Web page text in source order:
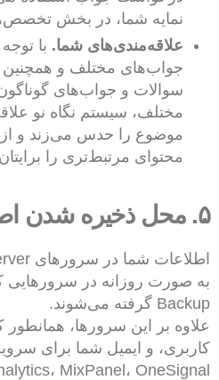
نمایه شما، در بخش
علاقه‌مندی‌های شما. با
جواب‌های مختلف و
سوالات و جواب‌های
مختلف، سیستم نگاه نو
موضوع را حدس می‌زند و
محتوای مرتبط‌تری را
۵. محل ذخیره شدن اطلاعات شما
به صورت روزانه در سرورهایی
Backup گرفته می‌شوند.
علاوه بر این سرورها، همانطور